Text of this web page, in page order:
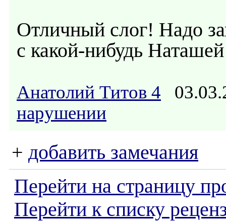
Отличный слог! Надо
с какой-нибудь
Анатолий Титов 4
нарушении
+ добавить замечания
Перейти на страницу
Перейти к списку